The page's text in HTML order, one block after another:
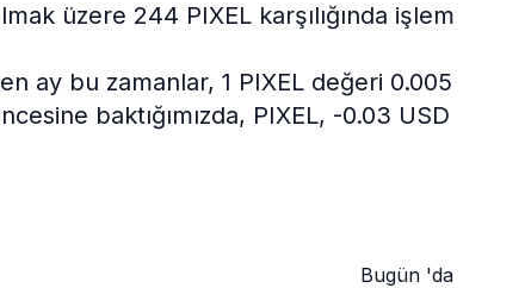
üzere 244 PIXEL karşılığında işlem
ay bu zamanlar, 1 PIXEL değeri 0.005
baktığımızda, PIXEL, -0.03 USD
Bugün 'da